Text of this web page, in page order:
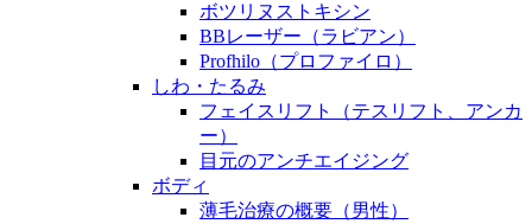
ボツリヌストキシン
BBレーザー（ラビアン）
Profhilo（プロファイロ）
しわ・たるみ
フェイスリフト（テスリフト、アンカ
ー）
目元のアンチエイジング
ボディ
薄毛治療の概要（男性）